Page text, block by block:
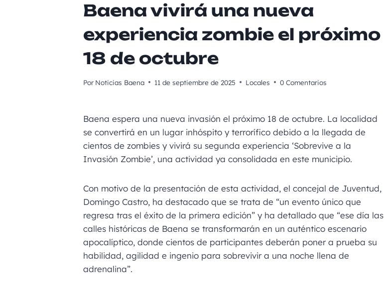
Baena vivirá una nueva
experiencia zombie el próximo
18 de octubre
Por Noticias Baena 11 de septiembre de 2025 Locales 0 Comentarios
Baena espera una nueva invasión el próximo 18 de octubre. La localidad
se convertirá en un lugar inhóspito y terrorífico debido a la llegada de
cientos de zombies y vivirá su segunda experiencia ‘Sobrevive a la
Invasión Zombie’, una actividad ya consolidada en este municipio.
Con motivo de la presentación de esta actividad, el concejal de Juventud,
Domingo Castro, ha destacado que se trata de “un evento único que
regresa tras el éxito de la primera edición” y ha detallado que “ese día las
calles históricas de Baena se transformarán en un auténtico escenario
apocalíptico, donde cientos de participantes deberán poner a prueba su
habilidad, agilidad e ingenio para sobrevivir a una noche llena de
adrenalina”.